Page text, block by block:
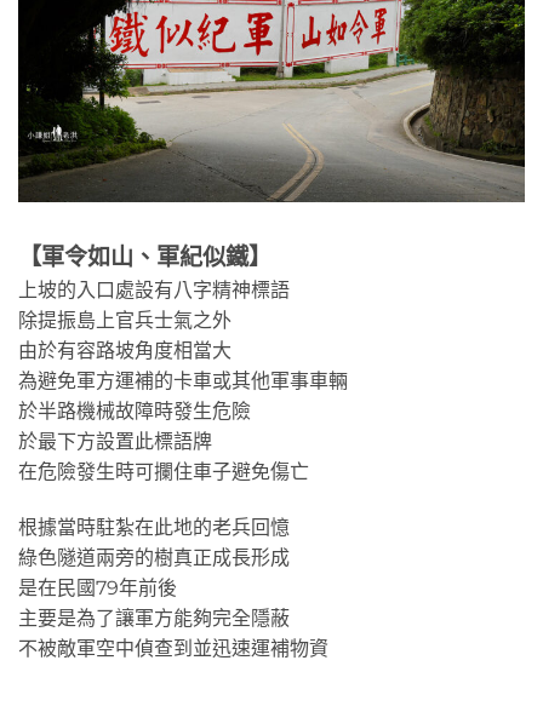
【軍令如山、軍紀似鐵】
上坡的入口處設有八字精神標語
除提振島上官兵士氣之外
由於有容路坡角度相當大
為避免軍方運補的卡車或其他軍事車輛
於半路機械故障時發生危險
於最下方設置此標語牌
在危險發生時可攔住車子避免傷亡
根據當時駐紮在此地的老兵回憶
綠色隧道兩旁的樹真正成長形成
是在民國79年前後
主要是為了讓軍方能夠完全隱蔽
不被敵軍空中偵查到並迅速運補物資